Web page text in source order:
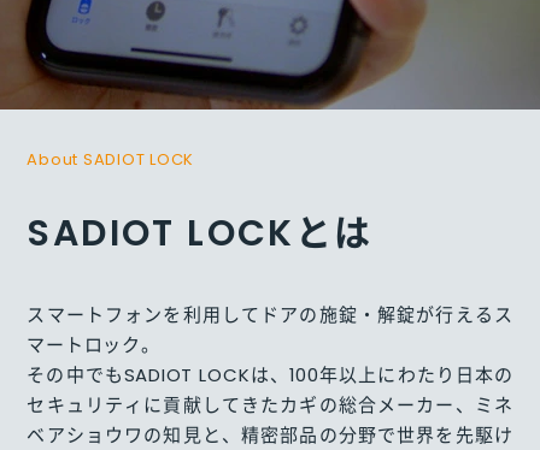
About SADIOT LOCK
SADIOT LOCKとは
スマートフォンを利用してドアの施錠・解錠が行えるス
マートロック。
その中でもSADIOT LOCKは、100年以上にわたり日本の
セキュリティに貢献してきたカギの総合メーカー、ミネ
ベアショウワの知見と、精密部品の分野で世界を先駆け